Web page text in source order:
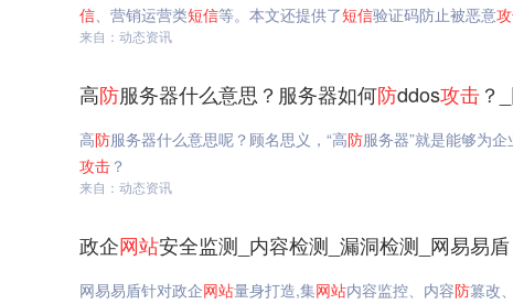
信、营销运营类短信等。本文还提供了短信验证码防止被恶意
来自：动态资讯
高防服务器什么意思？服务器如何防ddos攻击？
高防服务器什么意思呢？顾名思义，“高防服务器”就是能够为
攻击 ？
来自：动态资讯
政企网站安全监测_内容检测_漏洞检测_网易易盾
网易易盾针对政企网站量身打造,集网站内容监控、内容防篡改、